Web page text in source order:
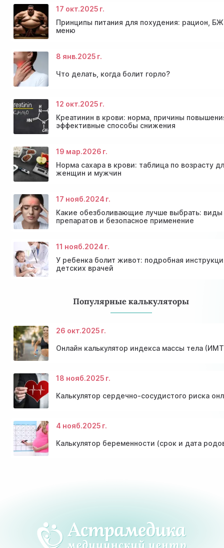
Скидки и акции на массаж в Киеве
Консультация эндокринолога и диагностика
щитовидной железы
Диагностика щитовидной железы
Акция: 20% скидки на консультации врачей!
17 окт.2025 г.
Принципы питания для похудения: рацион,
меню
8 янв.2025 г.
Что делать, когда болит горло?
12 окт.2025 г.
Креатинин в крови: норма, причины
эффективные способы снижения
19 мар.2026 г.
Норма сахара в крови: таблица по возрасту
женщин и мужчин
17 нояб.2024 г.
Какие обезболивающие лучше выбрать: виды
препаратов и безопасное применение
11 нояб.2024 г.
У ребенка болит живот: подробная
детских врачей
Популярные калькуляторы
26 окт.2025 г.
Онлайн калькулятор индекса массы тела
18 нояб.2025 г.
Калькулятор сердечно-сосудистого риска
4 нояб.2025 г.
Калькулятор беременности (срок и дата